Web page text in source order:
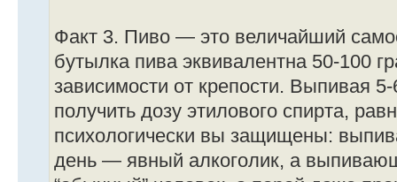
Факт 3. Пиво — это величайший
бутылка пива эквивалентна 50-100
зависимости от крепости. Выпивая
получить дозу этилового спирта,
психологически вы защищены:
день — явный алкоголик, а